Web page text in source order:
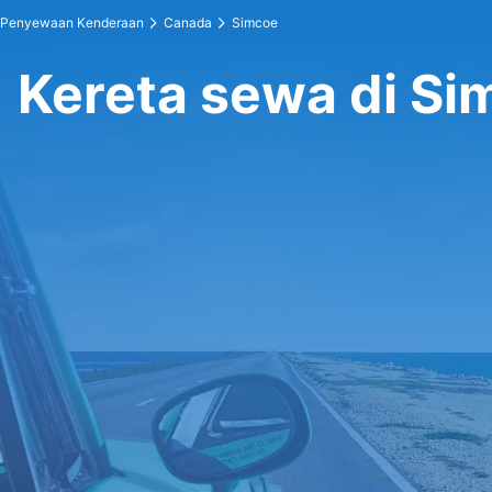
Penyewaan Kenderaan Canada Simcoe
Kereta sewa di